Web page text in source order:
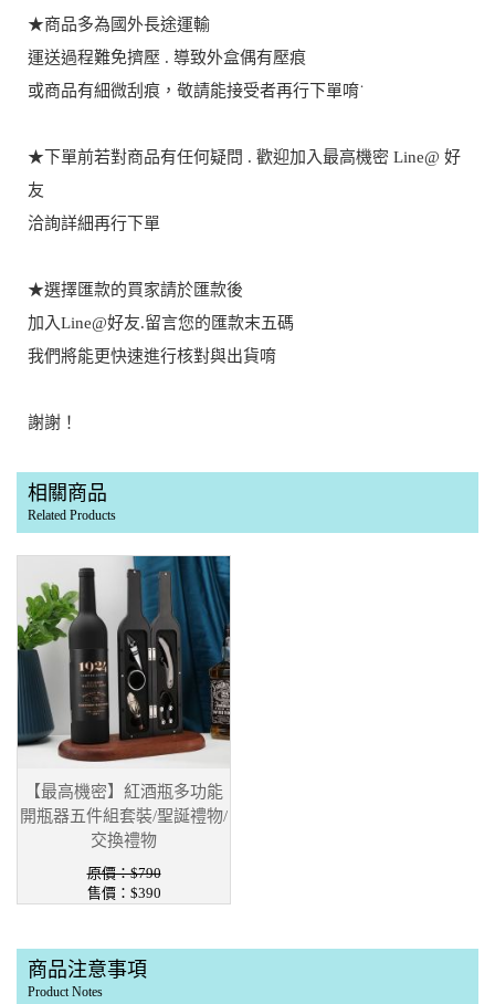
★商品多為國外長途運輸
運送過程難免擠壓 . 導致外盒偶有壓痕
或商品有細微刮痕，敬請能接受者再行下單唷˙
★下單前若對商品有任何疑問 . 歡迎加入最高機密 Line@ 好
友
洽詢詳細再行下單
★選擇匯款的買家請於匯款後
加入Line@好友.留言您的匯款末五碼
我們將能更快速進行核對與出貨唷
謝謝！
相關商品
Related Products
【最高機密】紅酒瓶多功能
開瓶器五件組套裝/聖誕禮物/
交換禮物
原價：$790
售價：$390
商品注意事項
Product Notes